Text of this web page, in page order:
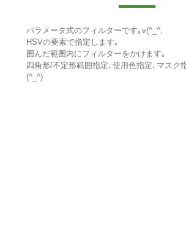
パラメータ式のフィルターです｡v(^_^;
HSVの要素で指定します｡
囲んだ範囲内にフィルターをかけます｡
四角形/不定形範囲指定､使用色指定､マスク
(^_^)